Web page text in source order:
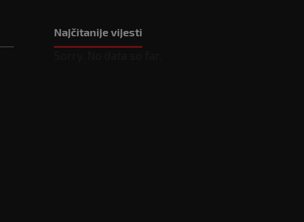
Najčitanije vijesti